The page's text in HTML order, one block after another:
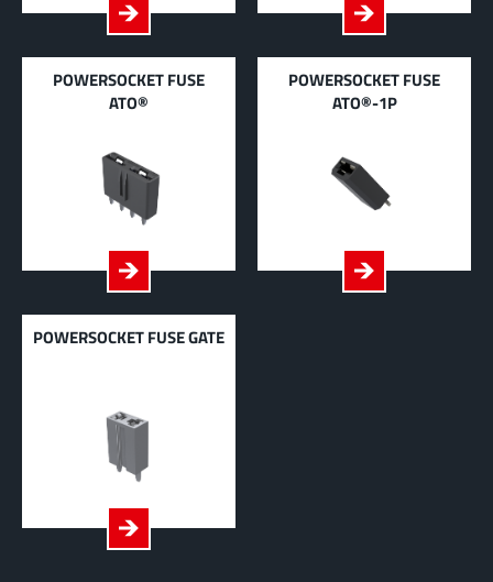
POWERSOCKET FUSE
ATO®
POWERSOCKET FUSE
ATO®-1P
POWERSOCKET FUSE GATE